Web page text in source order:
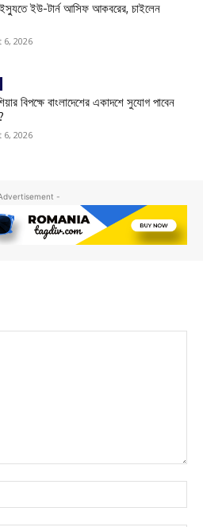
ইউ-টার্ন আসিফ আকবরের, চাইলেন
6, 2026
বিপক্ষে বাংলাদেশের একাদশে সুযোগ পাবেন
6, 2026
-